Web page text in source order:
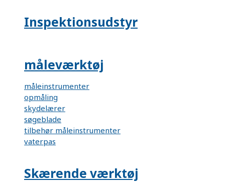
Inspektionsudstyr
måleværktøj
måleinstrumenter
opmåling
skydelærer
søgeblade
tilbehør måleinstrumenter
vaterpas
Skærende værktøj